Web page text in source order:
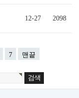
12-27 2098
7 맨끝